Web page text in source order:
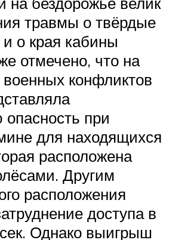
травмы о твёрдые
о края кабины
отмечено, что на
конфликтов
при
для находящихся
расположена
Другим
расположения
доступа в
Однако выигрыш